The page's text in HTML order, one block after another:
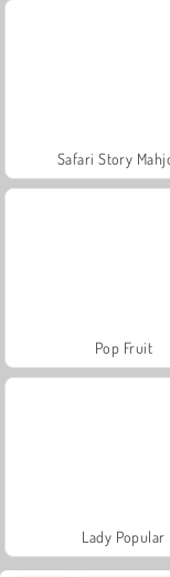
Safari Story
Pop Fruit
Lady Popular